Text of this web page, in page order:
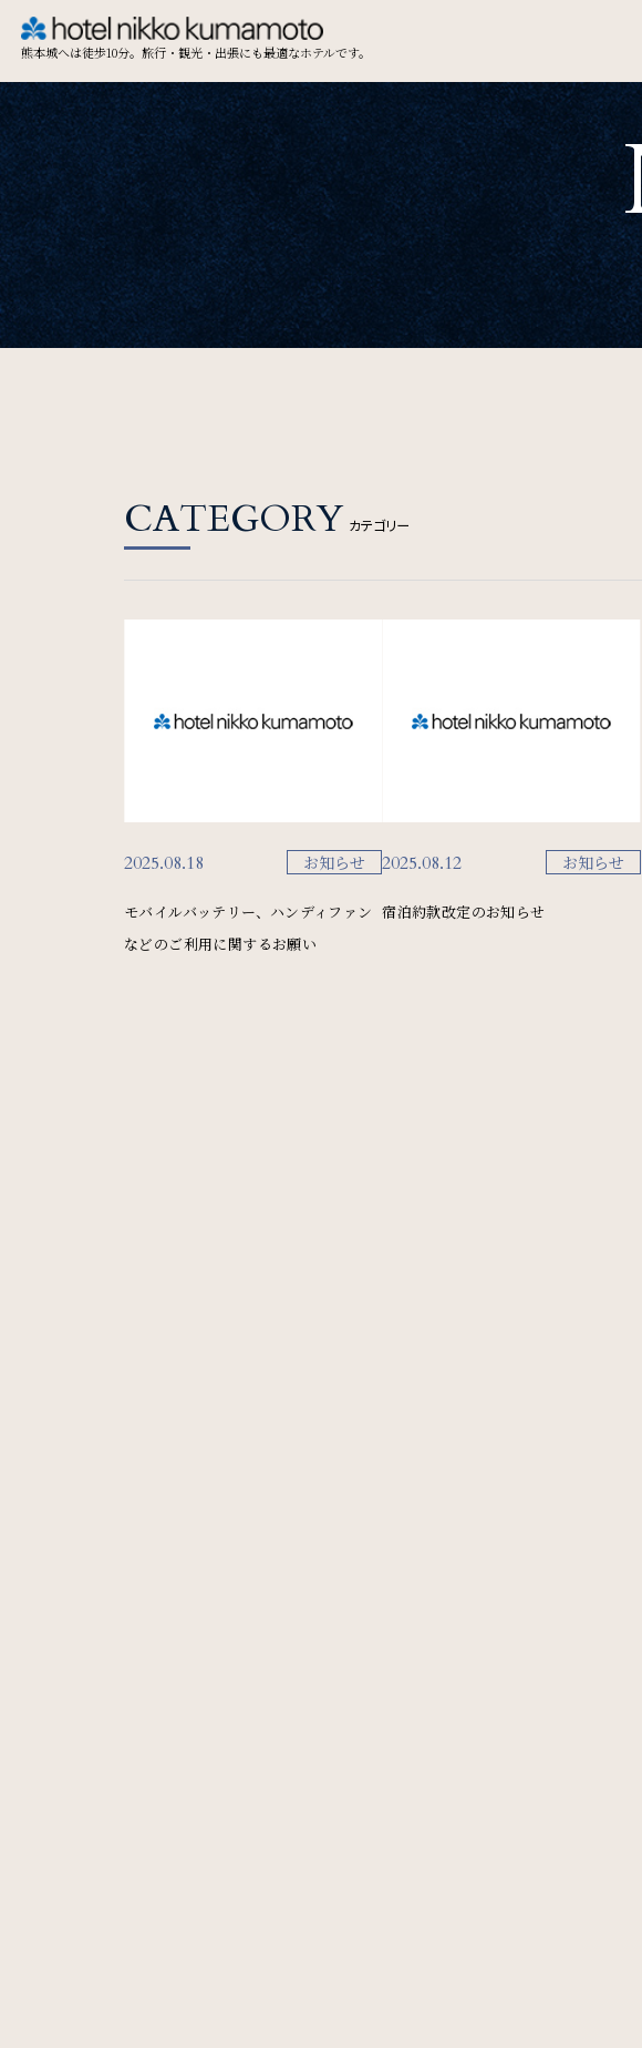
熊本城へは徒歩10分。旅行・観光・出張にも最適なホテルです。
TOP ホ
Restaurant & Lounge
レストラン&ラウンジ 会
One Harmony
会員プログラム「One Harmony」
SDGs
フロアガイド パンフレ
CATEGORY カテゴリー
2025.08.18 お知らせ
モバイルバッテリー、ハンディファン
などのご利用に関するお願い
2025.08.12 お知らせ
宿泊約款改定のお知らせ